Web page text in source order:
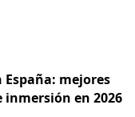
España: mejores
inmersión en 2026